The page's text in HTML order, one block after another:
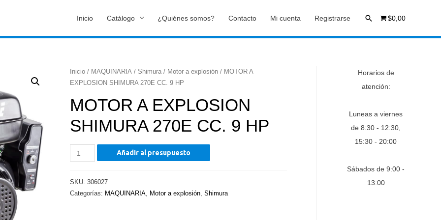
Inicio Catálogo ¿Quiénes somos? Contacto Mi cuenta Registrarse Buscar$0,00
Inicio/ MAQUINARIA/ Shimura/ Motor a explosión/ MOTOR A
EXPLOSION SHIMURA 270E CC. 9 HP
MOTOR A EXPLOSION
SHIMURA 270E CC. 9 HP
MOTOR
A
SHIMURA
Añadir al presupuesto
SKU: 306027
Categorías: MAQUINARIA, Motor a explosión, Shimura
Horarios de
atención:
Luneas a viernes
de 8:30 - 12:30,
15:30 - 20:00
Sábados de 9:00 -
13:00